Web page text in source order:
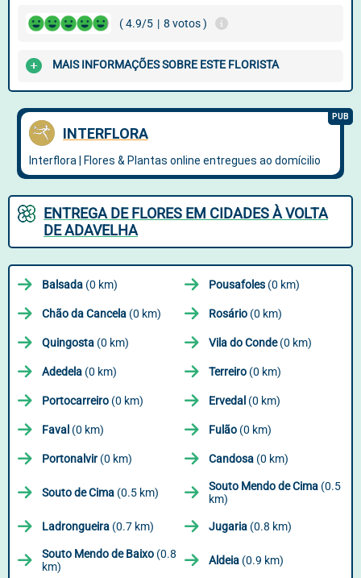
( 4.9/5 | 8 votos )
MAIS INFORMAÇÕES SOBRE ESTE FLORISTA
ENTREGA DE FLORES EM CIDADES À VOLTA
DE ADAVELHA
Balsada (0 km) Pousafoles (0 km)
Chão da Cancela (0 km) Rosário (0 km)
Quingosta (0 km) Vila do Conde(0 km)
Adedela (0 km) Terreiro (0 km)
Portocarreiro (0 km) Ervedal (0 km)
Faval (0 km) Fulão (0 km)
Portonalvir(0 km) Candosa (0 km)
Souto de Cima (0.5 km) Souto Mendo de Cima (0.5
km)
Ladrongueira (0.7 km) Jugaria (0.8 km)
Souto Mendo de Baixo (0.8
km)
Aldeia (0.9 km)